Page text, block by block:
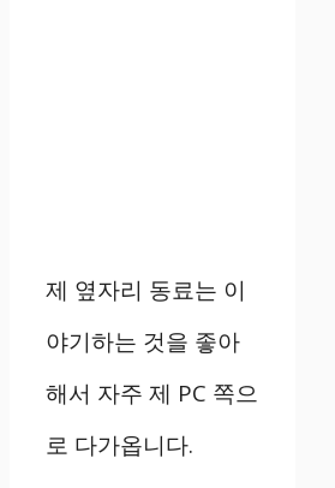
제 옆자리 동료는 이
야기하는 것을 좋아
해서 자주 제 PC 쪽으
로 다가옵니다.